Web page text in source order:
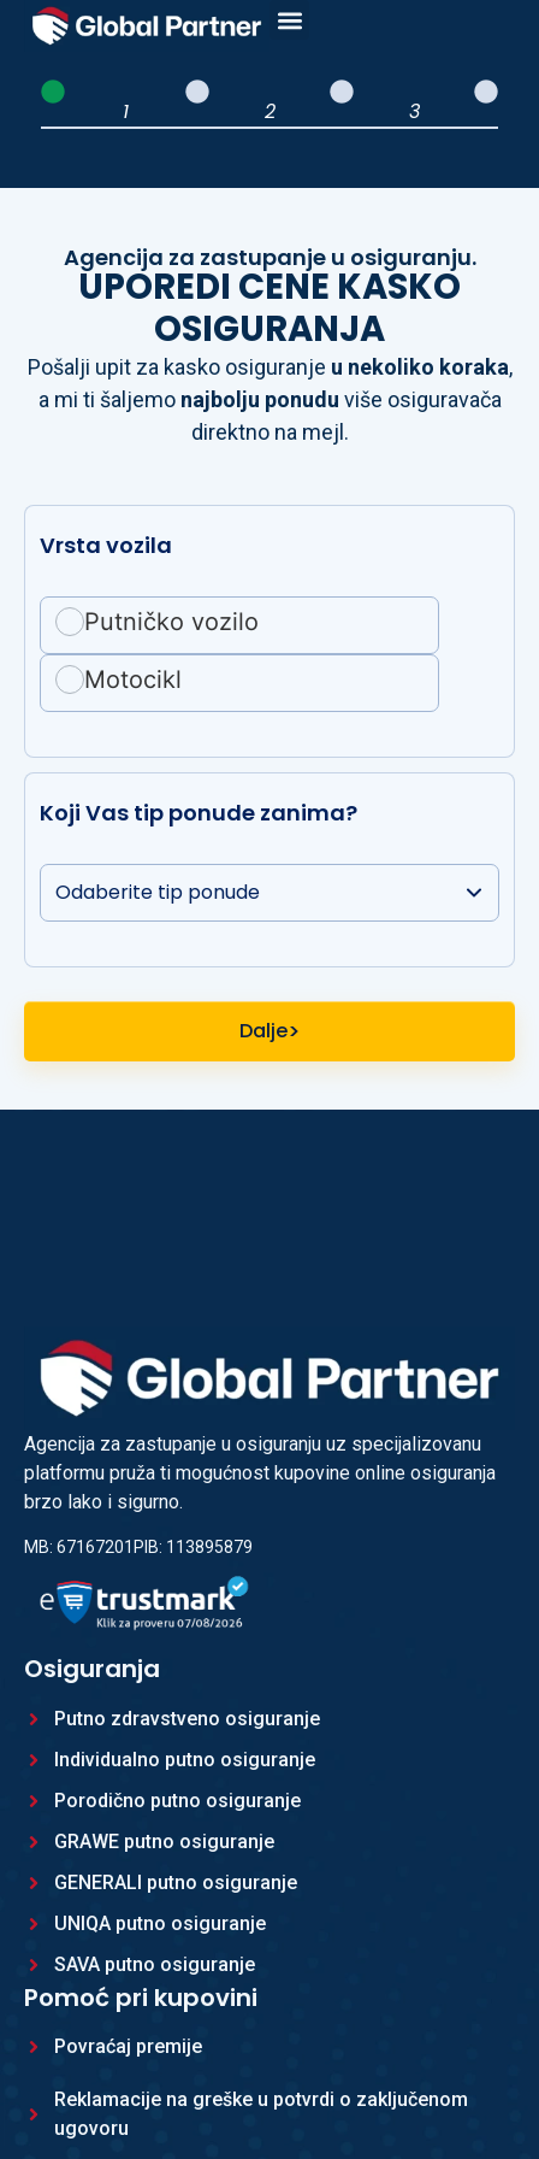
Agencija za zastupanje u osiguranju.
UPOREDI CENE KASKO
OSIGURANJA
Pošalji upit za kasko osiguranje u nekoliko koraka,
a mi ti šaljemo najbolju ponudu više osiguravača
direktno na mejl.
Vrsta vozila
Putničko vozilo
Motocikl
Koji Vas tip ponude zanima?
Dalje
Agencija za zastupanje u osiguranju uz specijalizovanu
platformu pruža ti mogućnost kupovine online osiguranja
brzo lako i sigurno.
MB: 67167201PIB: 113895879
Osiguranja
Putno zdravstveno osiguranje
Individualno putno osiguranje
Porodično putno osiguranje
GRAWE putno osiguranje
GENERALI putno osiguranje
UNIQA putno osiguranje
SAVA putno osiguranje
Pomoć pri kupovini
Povraćaj premije
Reklamacije na greške u potvrdi o zaključenom
ugovoru